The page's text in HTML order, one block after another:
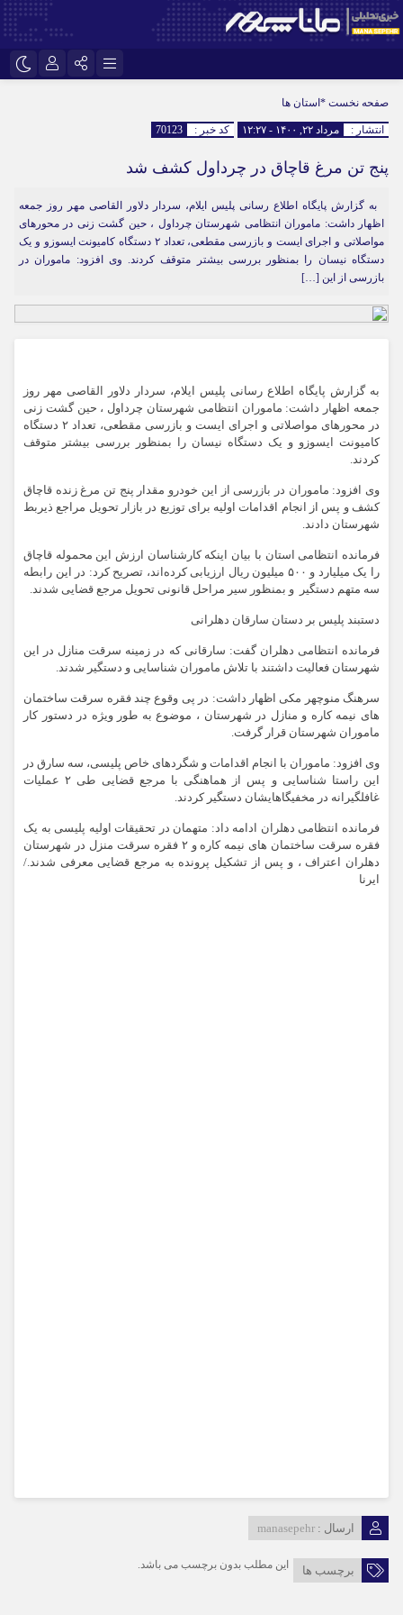
اینستاگرام
سروش ایتا
آپارات رمز عبور
مرا به خاطر بسپار
صفحه نخست *استان ها
انتشار : مرداد ۲۲, ۱۴۰۰ - ۱۲:۲۷ کد خبر : 70123
پنج تن مرغ قاچاق در چرداول کشف شد
به گزارش پایگاه اطلاع رسانی پلیس ایلام، سردار دلاور القاصی مهر روز جمعه
اظهار داشت: ماموران انتظامی شهرستان چرداول ، حین گشت زنی در محورهای
مواصلاتی و اجرای ایست و بازرسی مقطعی، تعداد ۲ دستگاه کامیونت ایسوزو و یک
دستگاه نیسان را بمنظور بررسی بیشتر متوقف کردند. وی افزود: ماموران در
بازرسی از این […]
به گزارش پایگاه اطلاع رسانی پلیس ایلام، سردار دلاور القاصی مهر روز
جمعه اظهار داشت: ماموران انتظامی شهرستان چرداول ، حین گشت زنی
در محورهای مواصلاتی و اجرای ایست و بازرسی مقطعی، تعداد ۲ دستگاه
کامیونت ایسوزو و یک دستگاه نیسان را بمنظور بررسی بیشتر متوقف
کردند.
وی افزود: ماموران در بازرسی از این خودرو مقدار پنج تن مرغ زنده قاچاق
کشف و پس از انجام اقدامات اولیه برای توزیع در بازار تحویل مراجع ذیربط
شهرستان دادند.
فرمانده انتظامی استان با بیان اینکه کارشناسان ارزش این محموله قاچاق
را یک میلیارد و ۵۰۰ میلیون ریال ارزیابی کرده‌اند، تصریح کرد: در این رابطه
سه متهم دستگیر و بمنظور سیر مراحل قانونی تحویل مرجع قضایی شدند.
دستبند پلیس بر دستان سارقان دهلرانی
فرمانده انتظامی دهلران گفت: سارقانی که در زمینه سرقت منازل در این
شهرستان فعالیت داشتند با تلاش ماموران شناسایی و دستگیر شدند.
سرهنگ منوچهر مکی اظهار داشت: در پی وقوع چند فقره سرقت ساختمان
های نیمه کاره و منازل در شهرستان ، موضوع به طور ویژه در دستور کار
ماموران شهرستان قرار گرفت.
وی افزود: ماموران با انجام اقدامات و شگردهای خاص پلیسی، سه سارق در
این راستا شناسایی و پس از هماهنگی با مرجع قضایی طی ۲ عملیات
غافلگیرانه در مخفیگاهایشان دستگیر کردند.
فرمانده انتظامی دهلران ادامه داد: متهمان در تحقیقات اولیه پلیسی به یک
فقره سرقت ساختمان های نیمه کاره و ۲ فقره سرقت منزل در شهرستان
دهلران اعتراف ، و پس از تشکیل پرونده به مرجع قضایی معرفی شدند./
ایرنا
ارسال : manasepehr
برچسب ها این مطلب بدون برچسب می باشد.